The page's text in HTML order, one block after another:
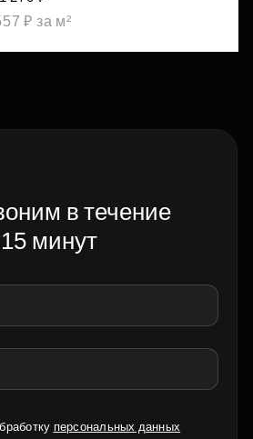
₽ за м²
в течение
15 минут
персональных данных